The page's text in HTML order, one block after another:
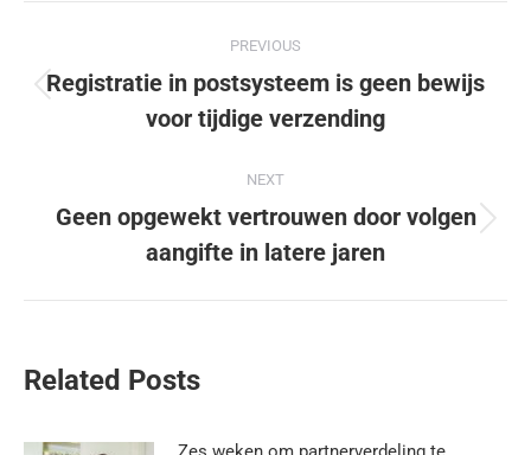
PREVIOUS
Registratie in postsysteem is geen bewijs
voor tijdige verzending
NEXT
Geen opgewekt vertrouwen door volgen
aangifte in latere jaren
Related Posts